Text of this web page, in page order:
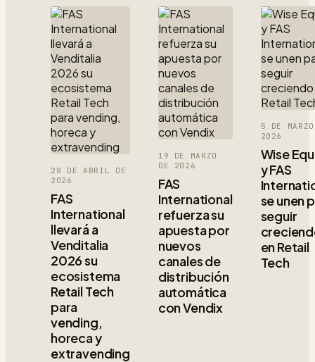
28 DE ABRIL DE
2026
FAS
International
llevará a
Venditalia
2026 su
ecosistema
Retail Tech
para
vending,
horeca y
extravending
19 DE MARZO
DE 2026
FAS
International
refuerza su
apuesta por
nuevos
canales de
distribución
automática
con Vendix
5 DE
2026
Wise
y FAS
se unen
seguir
en Retail
Tech